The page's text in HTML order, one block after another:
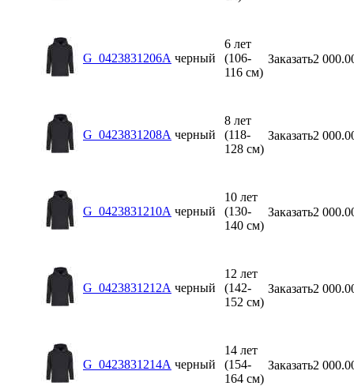
G_0423831206A черный
6 лет
(106-
116 см)
Заказать2
G_0423831208A черный
8 лет
(118-
128 см)
Заказать2
G_0423831210A черный
10 лет
(130-
140 см)
Заказать2
G_0423831212A черный
12 лет
(142-
152 см)
Заказать2
G_0423831214A черный
14 лет
(154-
164 см)
Заказать2